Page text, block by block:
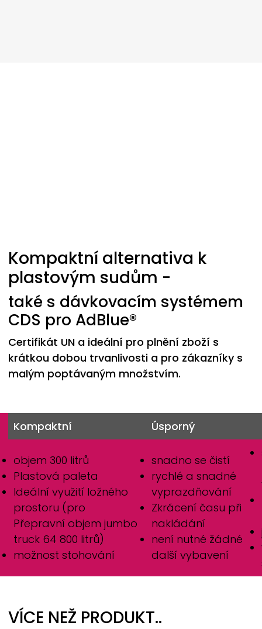
Kompaktní alternativa k
plastovým sudům -
také s dávkovacím systémem
CDS pro AdBlue®
Certifikát UN a ideální pro plnění zboží s
krátkou dobou trvanlivosti a pro zákazníky s
malým poptávaným množstvím.
Kompaktní Úsporný
objem 300 litrů
Plastová paleta
Ideální využití ložného
prostoru (pro
Přepravní objem jumbo
truck 64 800 litrů)
možnost stohování
snadno se čistí
rychlé a snadné
vyprazdňování
Zkrácení času při
nakládání
není nutné žádné
další vybavení
VÍCE NEŽ PRODUKT..